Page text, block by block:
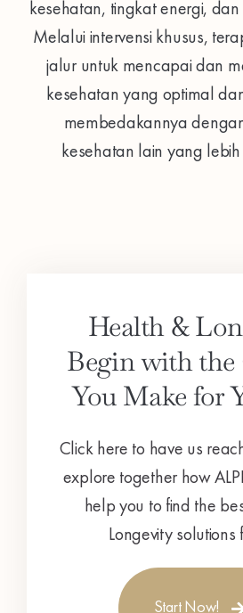
kesehatan, tingkat energi,
Melalui intervensi khusus,
jalur untuk mencapai dan
kesehatan yang optimal
membedakannya
kesehatan lain yang lebih
Health &
Begin with the
You Make for
Click here to have us
explore together how
help you to find the
Longevity solutions
Start Now!